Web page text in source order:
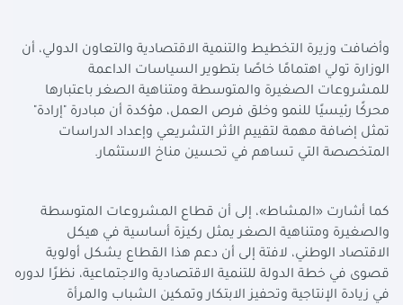
وأضافت وزيرة التخطيط والتنمية الاقتصادية والتعاون الدولي، أن
الوزارة تولي اهتمامًا خاصًا بتطوير السياسات الداعمة
للمشروعات الصغيرة والمتوسطة ومتناهية الصغر باعتبارها
محركًا رئيسيًا للنمو وخلق فرص العمل، مؤكدة أن مبادرة "إرادة"
تمثل إضافة مهمة لتقييم الأثر التشريعي وإعداد الدراسات
المتخصصة التي تساهم في تحسين مناخ الاستثمار.
كما أشارت «المشاط»، إلى أن قطاع المشروعات المتوسطة
والصغيرة ومتناهية الصغر يمثل ركيزة أساسية في هيكل
الاقتصاد الوطني، لافتة إلى أن دعم هذا القطاع يشكل أولوية
قصوى في خطة الدولة للتنمية الاقتصادية والاجتماعية، نظرًا لدوره
في زيادة الإنتاجية وتحفيز الابتكار وتمكين الشباب والمرأة